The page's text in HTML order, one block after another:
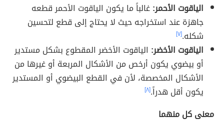
الياقوت الأحمر:غالباً ما يكون الياقوت الأحمر قطعه
جاهزة عند استخراجه حيث لا يحتاج إلى قطع لتحسين
شكله.[٧]
الياقوت الأخضر: الياقوت الأخضر المقطوع بشكل مستدير
أو بيضوي يكون أرخص من الأشكال المربعة أو غيرها من
الأشكال المخصصة، لأن في القطع البيضوي أو المستدير
يكون أقل هدراً.[٨]
معنى كل منهما